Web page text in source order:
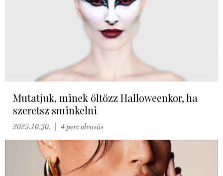
Mutatjuk, minek öltözz Halloweenkor, ha
szeretsz sminkelni
2025.10.30. 4 perc olvasás